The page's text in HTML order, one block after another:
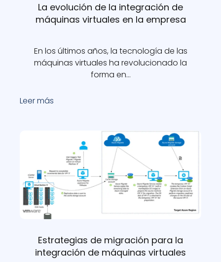
La evolución de la integración de
máquinas virtuales en la empresa
En los últimos años, la tecnología de las
máquinas virtuales ha revolucionado la
forma en…
Leer más
Estrategias de migración para la
integración de máquinas virtuales